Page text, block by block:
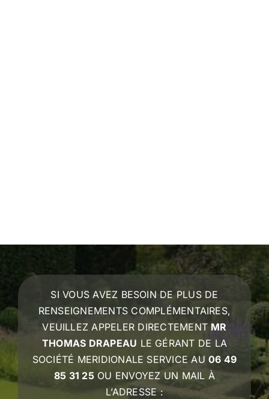
SI VOUS AVEZ BESOIN DE PLUS DE
RENSEIGNEMENTS COMPLÉMENTAIRES,
VEUILLEZ APPELER DIRECTEMENT MR
THOMAS DRAPEAU LE GÉRANT DE LA
SOCIÉTÉ MERIDIONALE SERVICE AU06 49
85 31 25OU ENVOYEZ UN MAIL À
L’ADRESSE :